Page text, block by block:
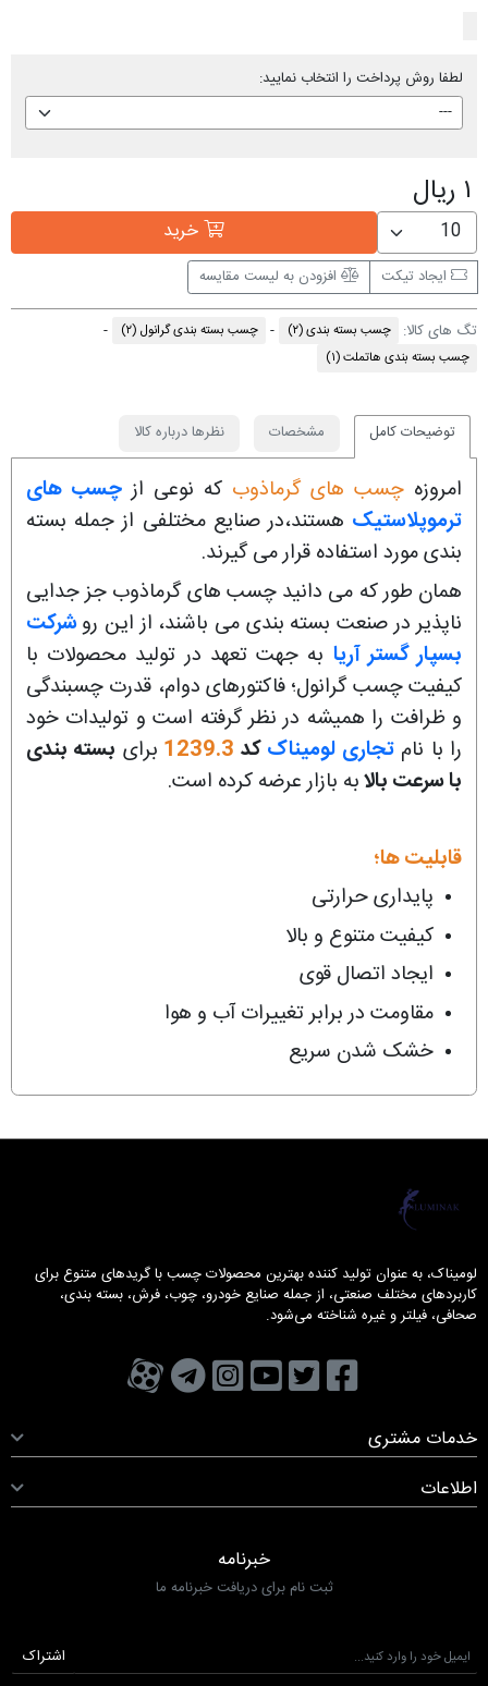
لطفا روش پرداخت را انتخاب نمایید:
۱ ریال
خرید
ایجاد تیکت افزودن به لیست مقایسه
تگ های کالا: چسب بسته بندی(۲) چسب بسته بندی گرانول(۲)
چسب بسته بندی هاتملت(۱)
توضیحات کامل مشخصات نظرها درباره کالا
امروزه چسب های گرماذوب که نوعی ازچسب های
ترموپلاستیک هستند،در صنایع مختلفی از جمله بسته
بندی مورد استفاده قرار می گیرند.
همان طور که می دانید چسب های گرماذوب جز جدایی
ناپذیر در صنعت بسته بندی می باشند، از این روشرکت
بسپار گستر آریا به جهت تعهد در تولید محصولات با
کیفیت چسب گرانول؛ فاکتورهای دوام، قدرت چسبندگی
و ظرافت را همیشه در نظر گرفته است و تولیدات خود
را با نامتجاری لومیناک کد 1239.3 برای بسته بندی
با سرعت بالابه بازار عرضه کرده است.
قابلیت ها؛
پایداری حرارتی
کیفیت متنوع و بالا
ایجاد اتصال قوی
مقاومت در برابر تغییرات آب و هوا
خشک شدن سریع
لومیناک، به عنوان تولید کننده بهترین محصولات چسب با گریدهای متنوع برای
کاربردهای مختلف صنعتی، از جمله صنایع خودرو، چوب، فرش، بسته بندی،
صحافی، فیلتر و غیره شناخته می‌شود.
فیسبوک
تویتریوتیوب
صفحهکانال تلگرام
کانال آپارات
خدمات مشتری
اطلاعات
خبرنامه
ثبت نام برای دریافت خبرنامه ما
اشتراک